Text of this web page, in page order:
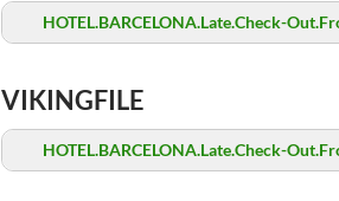
HOTEL.BARCELONA.Late.Check-
VIKINGFILE
HOTEL.BARCELONA.Late.Check-